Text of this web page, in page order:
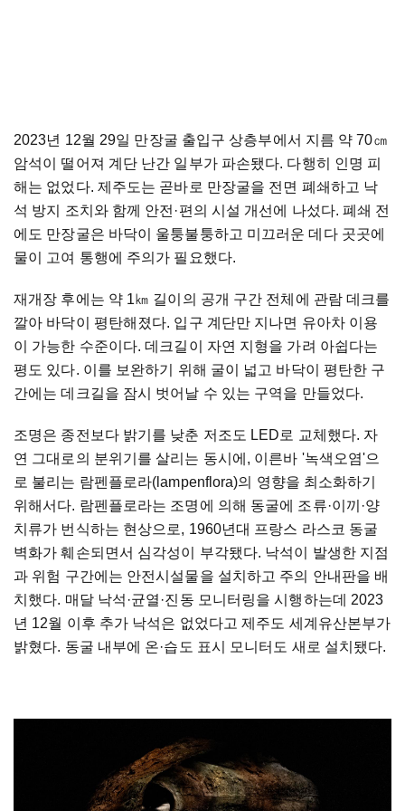
2023년 12월 29일 만장굴 출입구 상층부에서 지름 약 70㎝
암석이 떨어져 계단 난간 일부가 파손됐다. 다행히 인명 피
해는 없었다. 제주도는 곧바로 만장굴을 전면 폐쇄하고 낙
석 방지 조치와 함께 안전·편의 시설 개선에 나섰다. 폐쇄 전
에도 만장굴은 바닥이 울퉁불퉁하고 미끄러운 데다 곳곳에
물이 고여 통행에 주의가 필요했다.
재개장 후에는 약 1㎞ 길이의 공개 구간 전체에 관람 데크를
깔아 바닥이 평탄해졌다. 입구 계단만 지나면 유아차 이용
이 가능한 수준이다. 데크길이 자연 지형을 가려 아쉽다는
평도 있다. 이를 보완하기 위해 굴이 넓고 바닥이 평탄한 구
간에는 데크길을 잠시 벗어날 수 있는 구역을 만들었다.
조명은 종전보다 밝기를 낮춘 저조도 LED로 교체했다. 자
연 그대로의 분위기를 살리는 동시에, 이른바 '녹색오염'으
로 불리는 람펜플로라(lampenflora)의 영향을 최소화하기
위해서다. 람펜플로라는 조명에 의해 동굴에 조류·이끼·양
치류가 번식하는 현상으로, 1960년대 프랑스 라스코 동굴
벽화가 훼손되면서 심각성이 부각됐다. 낙석이 발생한 지점
과 위험 구간에는 안전시설물을 설치하고 주의 안내판을 배
치했다. 매달 낙석·균열·진동 모니터링을 시행하는데 2023
년 12월 이후 추가 낙석은 없었다고 제주도 세계유산본부가
밝혔다. 동굴 내부에 온·습도 표시 모니터도 새로 설치됐다.